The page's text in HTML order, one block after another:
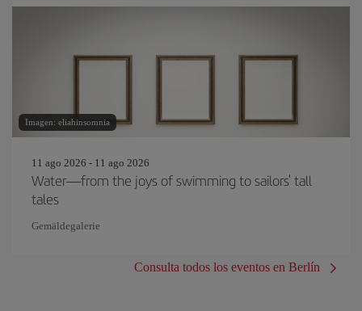
Imagen: eliahinsomnia
11 ago 2026 - 11 ago 2026
Water—from the joys of swimming to sailors' tall
tales
Gemäldegalerie
Consulta todos los eventos en Berlín